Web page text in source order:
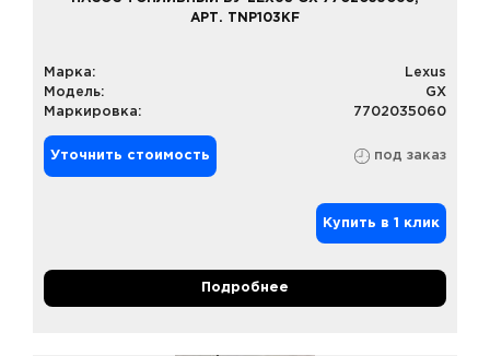
АРТ. TNP103KF
Марка:
Lexus
Модель:
GX
Маркировка:
7702035060
Уточнить стоимость под заказ
Купить в 1 клик
Подробнее